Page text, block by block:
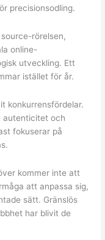
precisionsodling.
rörelsen,
online-
utveckling. Ett
istället för år.
konkurrensfördelar.
autenticitet och
fokuserar på
kommer inte att
att anpassa sig,
sätt. Gränslös
har blivit de